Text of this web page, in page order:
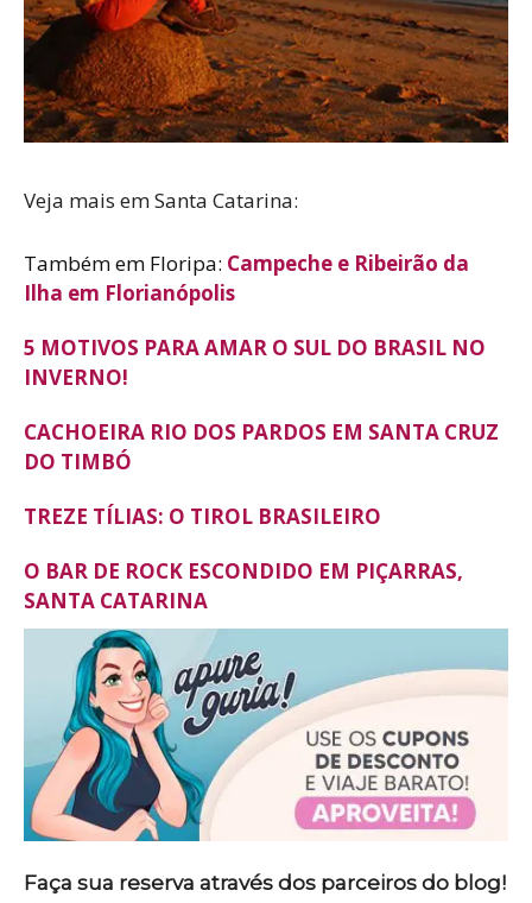
Veja mais em Santa Catarina:
Também em Floripa: Campeche e Ribeirão da
Ilha em Florianópolis
5 MOTIVOS PARA AMAR O SUL DO BRASIL NO
INVERNO!
CACHOEIRA RIO DOS PARDOS EM SANTA CRUZ
DO TIMBÓ
TREZE TÍLIAS: O TIROL BRASILEIRO
O BAR DE ROCK ESCONDIDO EM PIÇARRAS,
SANTA CATARINA
Faça sua reserva através dos parceiros do blog!